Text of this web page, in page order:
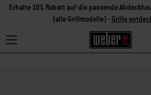
Erhalte 10% Rabatt auf die passende
(alle Grillmodelle) - Grills